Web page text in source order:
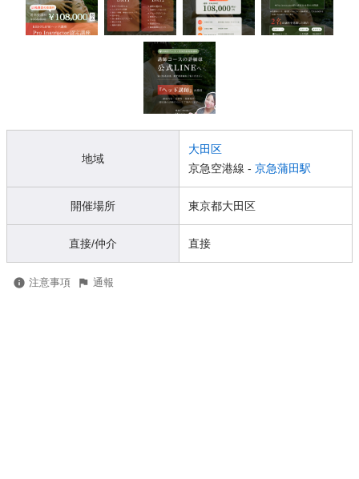
地域
大田区
京急空港線 - 京急蒲田駅
開催場所 東京都大田区
直接/仲介 直接
注意事項 通報